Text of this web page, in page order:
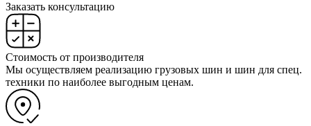
Заказать консультацию
Стоимость от производителя
Мы осуществляем реализацию грузовых шин и шин для спец.
техники по наиболее выгодным ценам.